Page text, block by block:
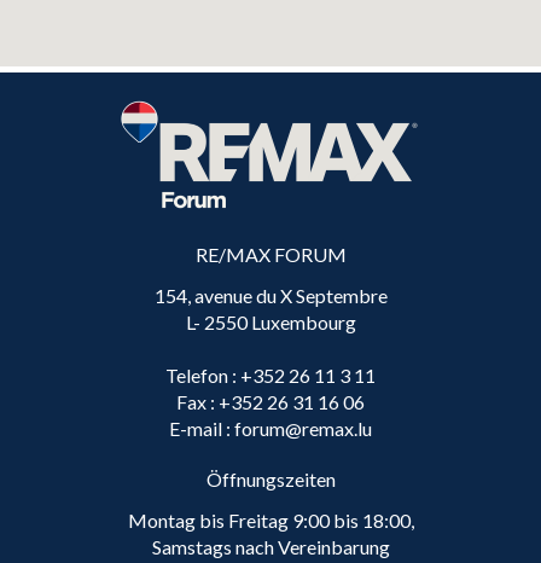
RE/MAX FORUM
154, avenue du X Septembre
L- 2550 Luxembourg
Telefon : +352 26 11 3 11
Fax : +352 26 31 16 06
E-mail : forum@remax.lu
Öffnungszeiten
Montag bis Freitag 9:00 bis 18:00,
Samstags nach Vereinbarung